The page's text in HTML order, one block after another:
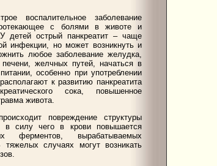
воспалительное заболевание
с болями в животе и
детей острый панкреатит – чаще
инфекции, но может возникнуть и
любое заболевание желудка,
печени, желчных путей, начаться в
особенно при употреблении
к развитию панкреатита
сока, повышенное
живота.
повреждение структуры
в силу чего в крови повышается
ферментов, вырабатываемых
случаях могут возникать